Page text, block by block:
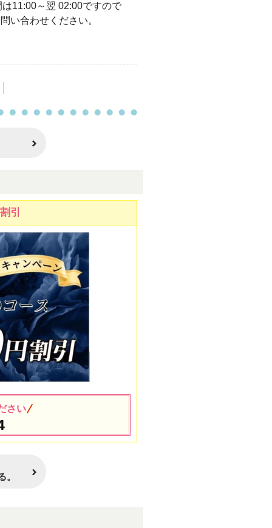
11:00～翌 02:00ですので
い合わせください。
引
さい
。